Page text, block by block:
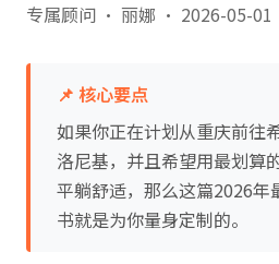
专属顾问 · 丽娜 · 2026-05-01
📌 核心要点
如果你正在计划从重庆前往
洛尼基，并且希望用最划算
平躺舒适，那么这篇2026年
书就是为你量身定制的。